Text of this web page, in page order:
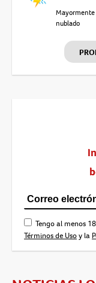
Mayormente
nublado
Tengo al menos
Términos de Usoy la